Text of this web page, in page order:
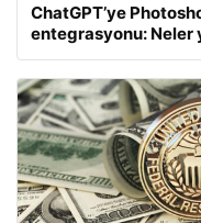
ChatGPT’ye
entegrasyonu: Neler